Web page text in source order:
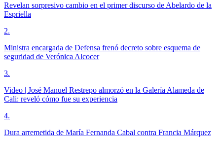
Revelan sorpresivo cambio en el primer discurso de Abelardo de la
Espriella
2.
Ministra encargada de Defensa frenó decreto sobre esquema de
seguridad de Verónica Alcocer
3.
Video | José Manuel Restrepo almorzó en la Galería Alameda de
Cali: reveló cómo fue su experiencia
4.
Dura arremetida de María Fernanda Cabal contra Francia Márquez